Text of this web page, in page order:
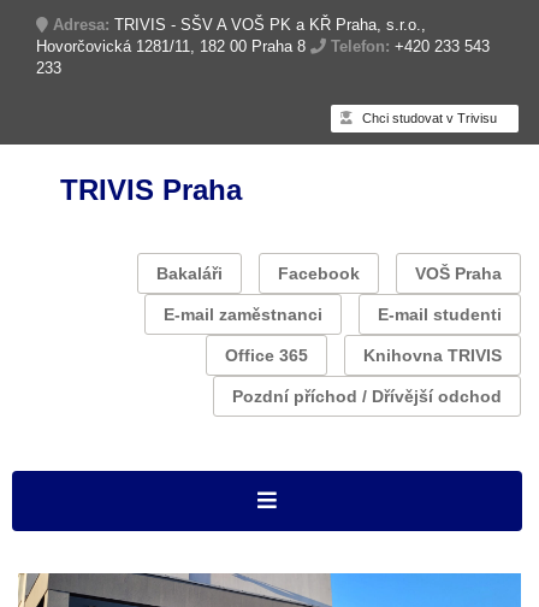
Adresa: TRIVIS - SŠV A VOŠ PK a KŘ Praha, s.r.o.,
Hovorčovická 1281/11, 182 00 Praha 8
Telefon: +420 233 543
233
Chci studovat v Trivisu
TRIVIS Praha
Bakaláři Facebook VOŠ Praha
E-mail zaměstnanci E-mail studenti
Office 365 Knihovna TRIVIS
Pozdní příchod / Dřívější odchod